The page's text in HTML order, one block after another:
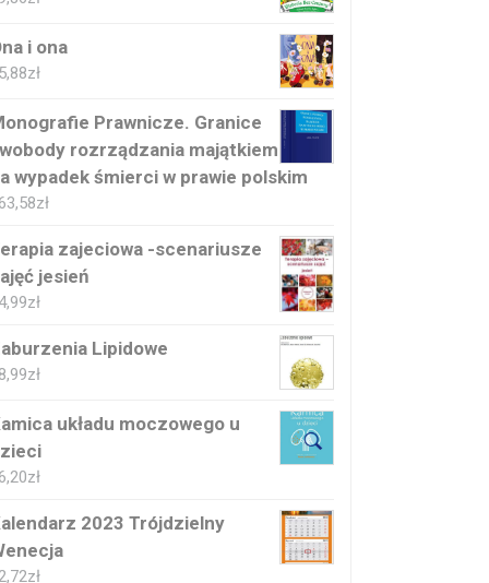
i ona
zł
Prawnicze. Granice
rozrządzania majątkiem
wypadek śmierci w prawie polskim
zł
zajeciowa -scenariusze
jesień
zł
Lipidowe
zł
układu moczowego u
zł
2023 Trójdzielny
zł